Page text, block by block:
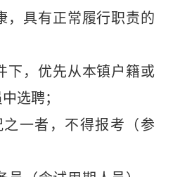
，具有正常履行职责的
下，优先从本镇户籍或
中选聘；
一者，不得报考（参